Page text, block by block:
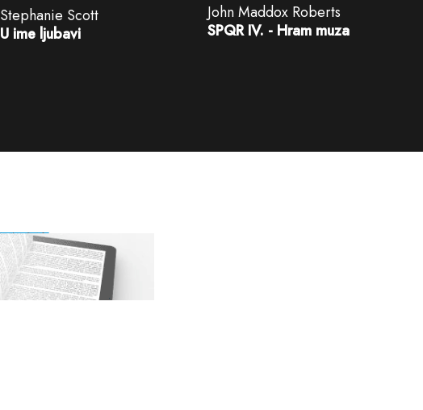
Stephanie Scott
U ime ljubavi
John Maddox Roberts
SPQR IV. - Hram muza